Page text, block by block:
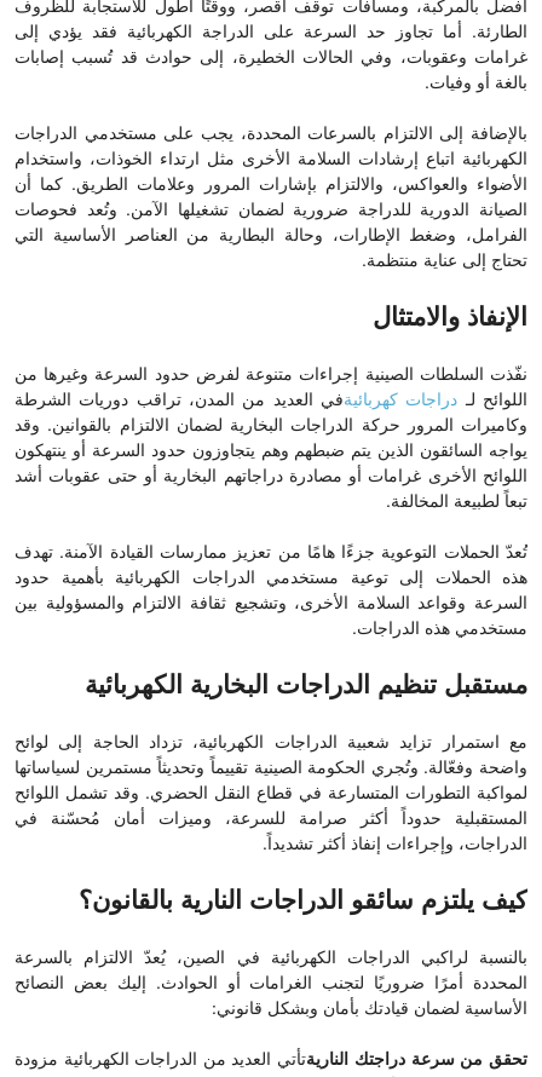
أفضل بالمركبة، ومسافات توقف أقصر، ووقتًا أطول للاستجابة للظروف
الطارئة. أما تجاوز حد السرعة على الدراجة الكهربائية فقد يؤدي إلى
غرامات وعقوبات، وفي الحالات الخطيرة، إلى حوادث قد تُسبب إصابات
بالغة أو وفيات.
بالإضافة إلى الالتزام بالسرعات المحددة، يجب على مستخدمي الدراجات
الكهربائية اتباع إرشادات السلامة الأخرى مثل ارتداء الخوذات، واستخدام
الأضواء والعواكس، والالتزام بإشارات المرور وعلامات الطريق. كما أن
الصيانة الدورية للدراجة ضرورية لضمان تشغيلها الآمن. وتُعد فحوصات
الفرامل، وضغط الإطارات، وحالة البطارية من العناصر الأساسية التي
تحتاج إلى عناية منتظمة.
الإنفاذ والامتثال
نفّذت السلطات الصينية إجراءات متنوعة لفرض حدود السرعة وغيرها من
اللوائح لـ دراجات كهربائيةفي العديد من المدن، تراقب دوريات الشرطة
وكاميرات المرور حركة الدراجات البخارية لضمان الالتزام بالقوانين. وقد
يواجه السائقون الذين يتم ضبطهم وهم يتجاوزون حدود السرعة أو ينتهكون
اللوائح الأخرى غرامات أو مصادرة دراجاتهم البخارية أو حتى عقوبات أشد
تبعاً لطبيعة المخالفة.
تُعدّ الحملات التوعوية جزءًا هامًا من تعزيز ممارسات القيادة الآمنة. تهدف
هذه الحملات إلى توعية مستخدمي الدراجات الكهربائية بأهمية حدود
السرعة وقواعد السلامة الأخرى، وتشجيع ثقافة الالتزام والمسؤولية بين
مستخدمي هذه الدراجات.
مستقبل تنظيم الدراجات البخارية الكهربائية
مع استمرار تزايد شعبية الدراجات الكهربائية، تزداد الحاجة إلى لوائح
واضحة وفعّالة. وتُجري الحكومة الصينية تقييماً وتحديثاً مستمرين لسياساتها
لمواكبة التطورات المتسارعة في قطاع النقل الحضري. وقد تشمل اللوائح
المستقبلية حدوداً أكثر صرامة للسرعة، وميزات أمان مُحسّنة في
الدراجات، وإجراءات إنفاذ أكثر تشديداً.
كيف يلتزم سائقو الدراجات النارية بالقانون؟
بالنسبة لراكبي الدراجات الكهربائية في الصين، يُعدّ الالتزام بالسرعة
المحددة أمرًا ضروريًا لتجنب الغرامات أو الحوادث. إليك بعض النصائح
الأساسية لضمان قيادتك بأمان وبشكل قانوني:
تحقق من سرعة دراجتك الناريةتأتي العديد من الدراجات الكهربائية مزودة